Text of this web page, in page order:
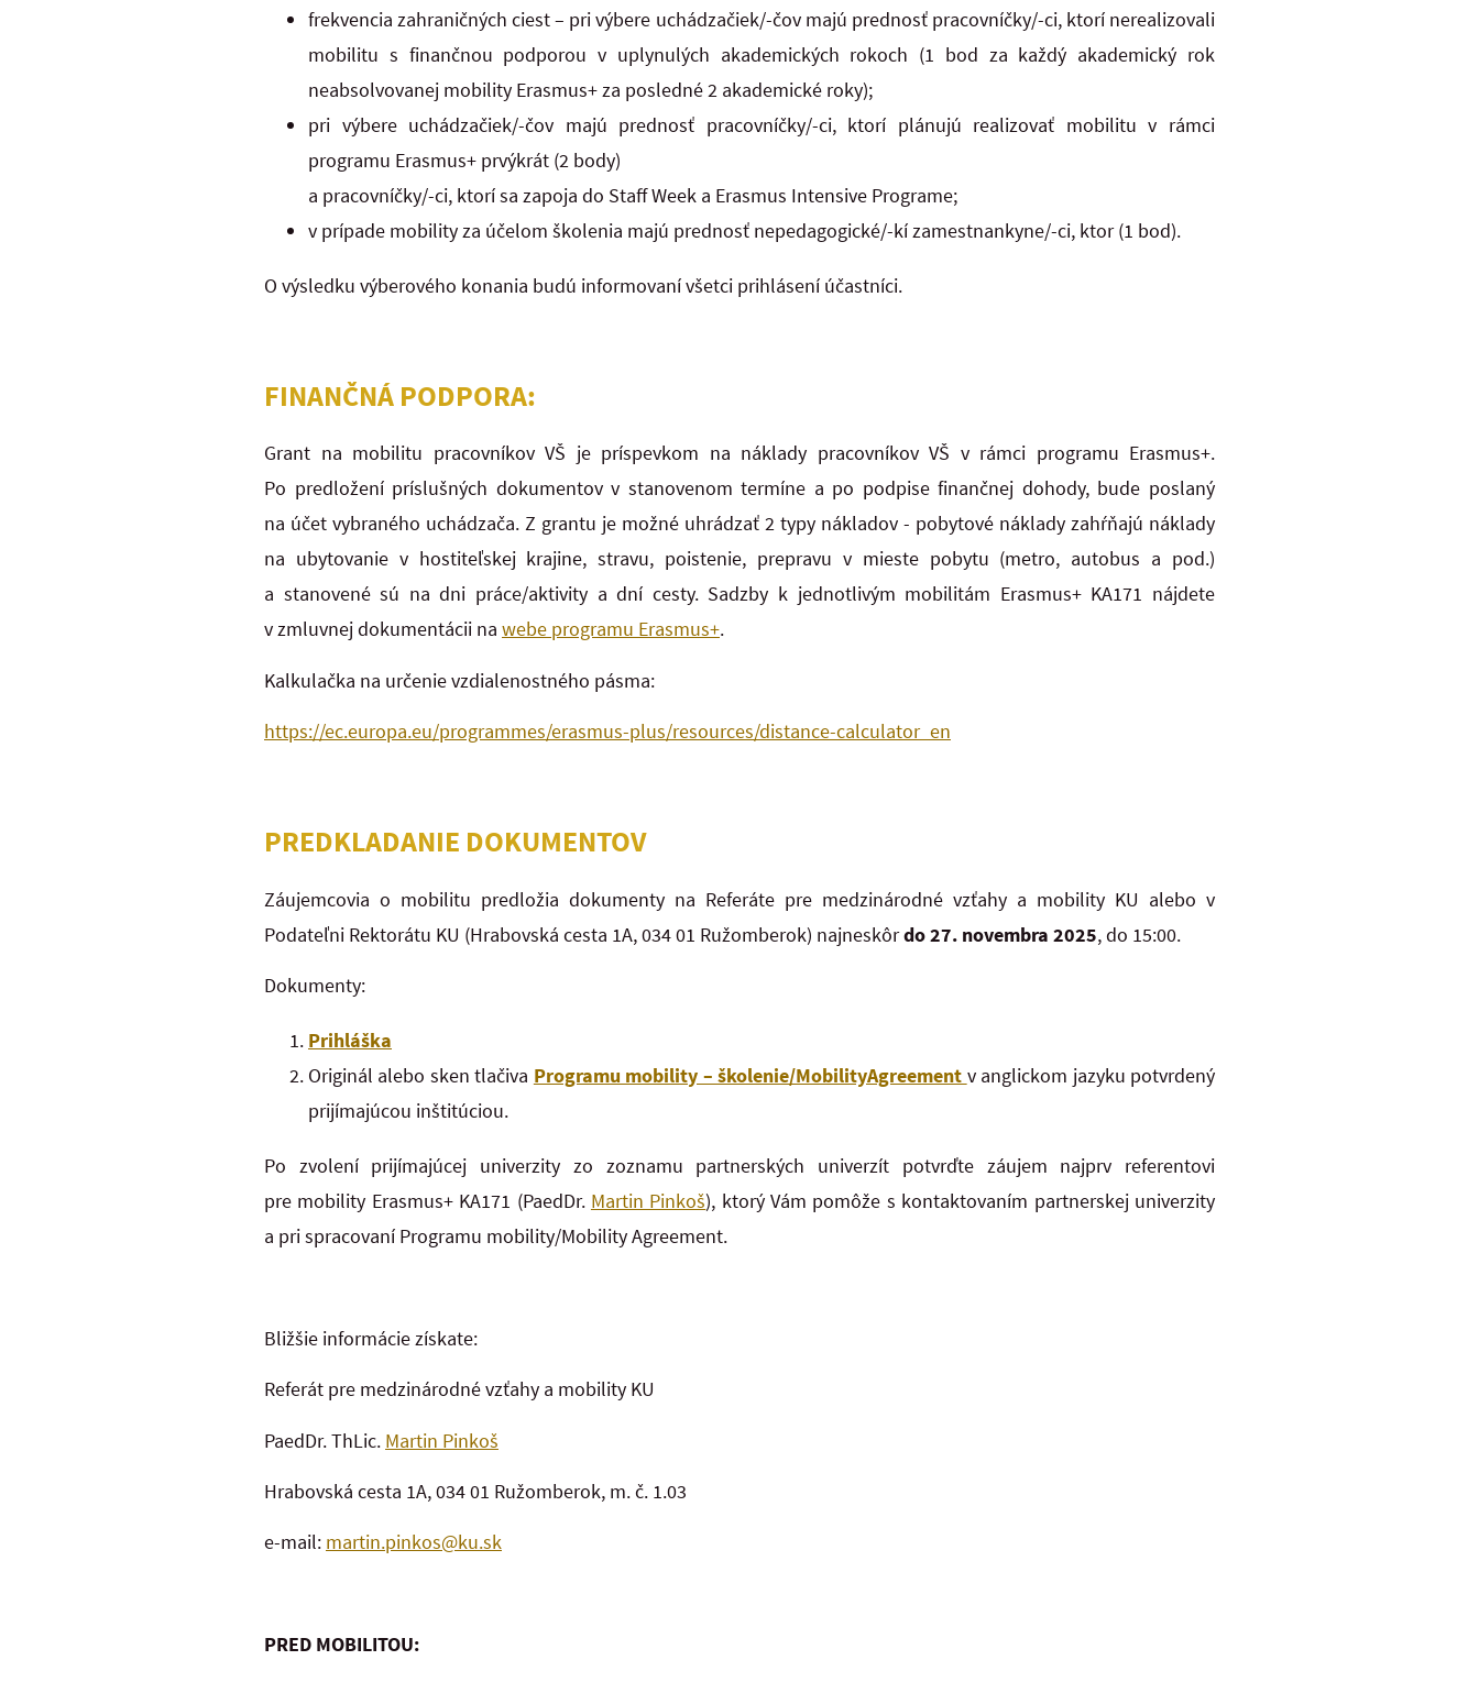
frekvencia zahraničných ciest – pri výbere uchádzačiek/-čov majú prednosť pracovníčky/-ci, ktorí nerealizovali
mobilitu s finančnou podporou v uplynulých akademických rokoch (1 bod za každý akademický rok
neabsolvovanej mobility Erasmus+ za posledné 2 akademické roky);
pri výbere uchádzačiek/-čov majú prednosť pracovníčky/-ci, ktorí plánujú realizovať mobilitu v rámci
programu Erasmus+ prvýkrát (2 body)
a pracovníčky/-ci, ktorí sa zapoja do Staff Week a Erasmus Intensive Programe;
v prípade mobility za účelom školenia majú prednosť nepedagogické/-kí zamestnankyne/-ci, ktor (1 bod).
O výsledku výberového konania budú informovaní všetci prihlásení účastníci.
FINANČNÁ PODPORA:
Grant na mobilitu pracovníkov VŠ je príspevkom na náklady pracovníkov VŠ v rámci programu Erasmus+.
Po predložení príslušných dokumentov v stanovenom termíne a po podpise finančnej dohody, bude poslaný
na účet vybraného uchádzača. Z grantu je možné uhrádzať 2 typy nákladov - pobytové náklady zahŕňajú náklady
na ubytovanie v hostiteľskej krajine, stravu, poistenie, prepravu v mieste pobytu (metro, autobus a pod.)
a stanovené sú na dni práce/aktivity a dní cesty. Sadzby k jednotlivým mobilitám Erasmus+ KA171 nájdete
v zmluvnej dokumentácii na webe programu Erasmus+.
Kalkulačka na určenie vzdialenostného pásma:
https://ec.europa.eu/programmes/erasmus-plus/resources/distance-calculator_en
PREDKLADANIE DOKUMENTOV
Záujemcovia o mobilitu predložia dokumenty na Referáte pre medzinárodné vzťahy a mobility KU alebo v
Podateľni Rektorátu KU (Hrabovská cesta 1A, 034 01 Ružomberok) najneskôrdo 27. novembra 2025, do 15:00.
Dokumenty:
Prihláška
Originál alebo sken tlačiva Programu mobility – školenie/MobilityAgreement v anglickom jazyku potvrdený
prijímajúcou inštitúciou.
Po zvolení prijímajúcej univerzity zo zoznamu partnerských univerzít potvrďte záujem najprv referentovi
pre mobility Erasmus+ KA171 (PaedDr. Martin Pinkoš), ktorý Vám pomôže s kontaktovaním partnerskej univerzity
a pri spracovaní Programu mobility/Mobility Agreement.
Bližšie informácie získate:
Referát pre medzinárodné vzťahy a mobility KU
PaedDr. ThLic. Martin Pinkoš
Hrabovská cesta 1A, 034 01 Ružomberok, m. č. 1.03
e-mail: martin.pinkos@ku.sk
PRED MOBILITOU: